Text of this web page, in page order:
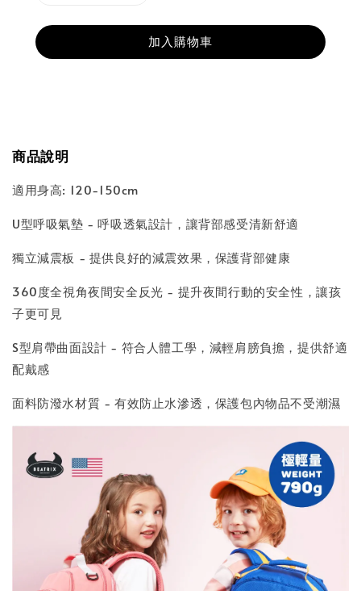
加入購物車
商品說明
適用身高: 120-150cm
U型呼吸氣墊 - 呼吸透氣設計，讓背部感受清新舒適
獨立減震板 - 提供良好的減震效果，保護背部健康
360度全視角夜間安全反光 - 提升夜間行動的安全性，讓孩
子更可見
S型肩帶曲面設計 - 符合人體工學，減輕肩膀負擔，提供舒適
配戴感
面料防潑水材質 - 有效防止水滲透，保護包內物品不受潮濕